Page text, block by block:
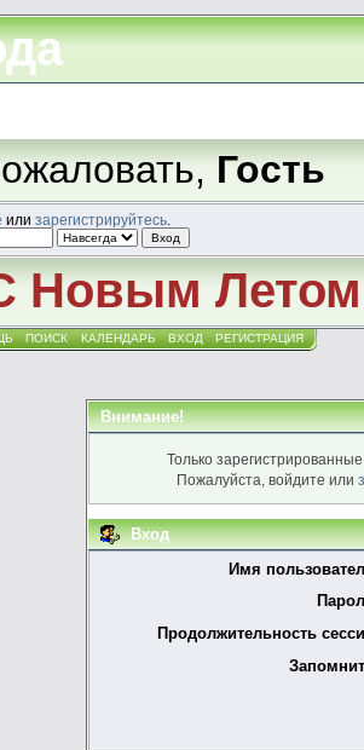
Гость
или зарегистрируйтесь.
Новым
ПОИСК КАЛЕНДАРЬ ВХОД РЕГИСТРАЦИЯ
Внимание!
Только
Пожалуйста, войдите или
Вход
Имя
Продолжительность